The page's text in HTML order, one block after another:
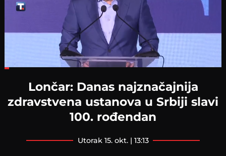
Lončar: Danas najznačajnija
zdravstvena ustanova u Srbiji slavi
100. rođendan
utorak 15. okt. | 13:13